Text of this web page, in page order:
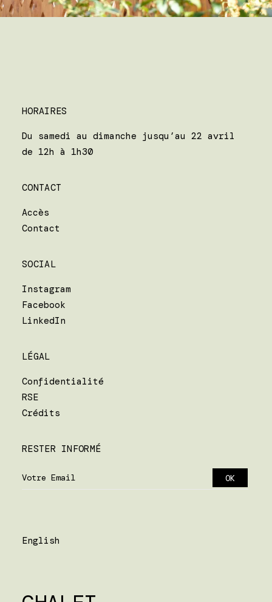
HORAIRES
Du samedi au dimanche jusqu’au 22 avril
de 12h à 1h30
CONTACT
Accès
Contact
SOCIAL
Instagram
Facebook
LinkedIn
LÉGAL
Confidentialité
RSE
Crédits
RESTER INFORMÉ
English